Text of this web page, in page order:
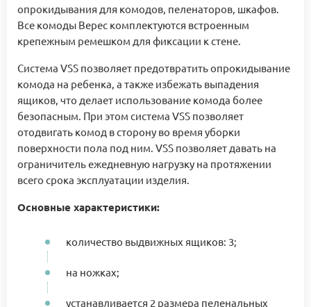
опрокидывания для комодов, пеленаторов, шкафов.
Все комоды Верес комплектуются встроенным
крепежным ремешком для фиксации к стене.
Система VSS позволяет предотвратить опрокидывание
комода на ребенка, а также избежать выпадения
ящиков, что делает использование комода более
безопасным. При этом система VSS позволяет
отодвигать комод в сторону во время уборки
поверхности пола под ним. VSS позволяет давать на
ограничитель ежедневную нагрузку на протяжении
всего срока эксплуатации изделия.
Основные характеристики:
количество выдвижных ящиков: 3;
на ножках;
устанавливается 2 размера пеленальных